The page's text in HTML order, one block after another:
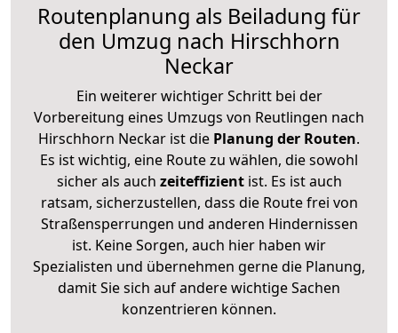
Routenplanung als Beiladung für
den Umzug nach Hirschhorn
Neckar
Ein weiterer wichtiger Schritt bei der
Vorbereitung eines Umzugs von Reutlingen nach
Hirschhorn Neckar ist die Planung der Routen.
Es ist wichtig, eine Route zu wählen, die sowohl
sicher als auch zeiteffizientist. Es ist auch
ratsam, sicherzustellen, dass die Route frei von
Straßensperrungen und anderen Hindernissen
ist. Keine Sorgen, auch hier haben wir
Spezialisten und übernehmen gerne die Planung,
damit Sie sich auf andere wichtige Sachen
konzentrieren können.